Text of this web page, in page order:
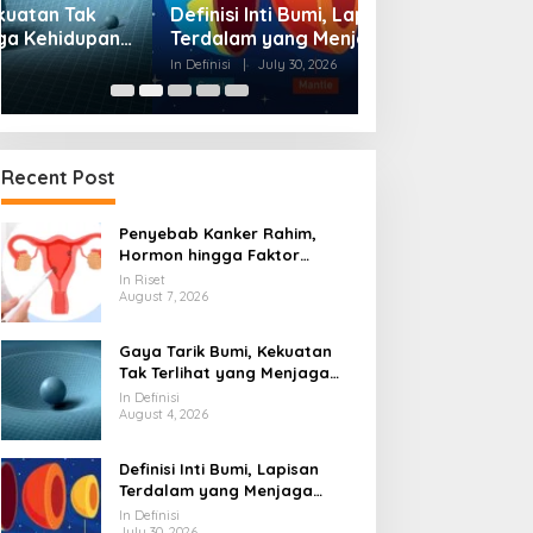
Definisi Inti Bumi, Lapisan
Terdalam yang Menjaga
Kehidupan Planet
In Definisi | July 30, 2026
Recent Post
Penyebab Kanker Rahim,
Hormon hingga Faktor
Genetik Perlu Diwaspadai
In Riset
August 7, 2026
Gaya Tarik Bumi, Kekuatan
Tak Terlihat yang Menjaga
Kehidupan Tetap Berpijak
In Definisi
August 4, 2026
Definisi Inti Bumi, Lapisan
Terdalam yang Menjaga
Kehidupan Planet
In Definisi